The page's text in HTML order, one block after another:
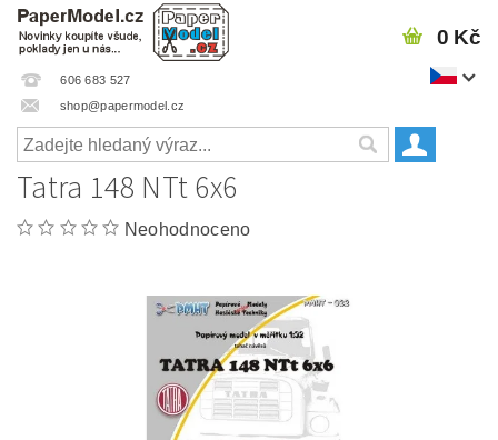
606 683 527
shop@papermodel.cz
0 Kč
Tatra 148 NTt 6x6
Neohodnoceno